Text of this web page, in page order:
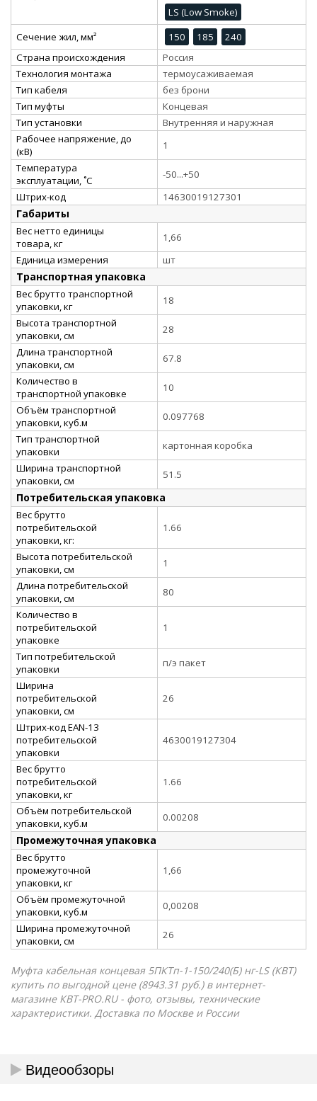
LS (Low Smoke)
Сечение жил, мм²
150 185
240
Страна происхождения
Россия
Технология монтажа
термоусаживаемая
Тип кабеля
без брони
Тип муфты
Концевая
Тип установки
Внутренняя и наружная
Рабочее напряжение, до
(кВ)
1
Температура
эксплуатации, ˚С
-50...+50
Штрих-код
14630019127301
Габариты
Вес нетто единицы
товара, кг
1,66
Единица измерения
шт
Транспортная упаковка
Вес брутто транспортной
упаковки, кг
18
Высота транспортной
упаковки, см
28
Длина транспортной
упаковки, см
67.8
Количество в
транспортной упаковке
10
Объём транспортной
упаковки, куб.м
0.097768
Тип транспортной
упаковки
картонная коробка
Ширина транспортной
упаковки, см
51.5
Потребительская упаковка
Вес брутто
потребительской
упаковки, кг:
1.66
Высота потребительской
упаковки, см
1
Длина потребительской
упаковки, см
80
Количество в
потребительской
упаковке
1
Тип потребительской
упаковки
п/э пакет
Ширина
потребительской
упаковки, см
26
Штрих-код EAN-13
потребительской
упаковки
4630019127304
Вес брутто
потребительской
упаковки, кг
1.66
Объём потребительской
упаковки, куб.м
0.00208
Промежуточная упаковка
Вес брутто
промежуточной
упаковки, кг
1,66
Объём промежуточной
упаковки, куб.м
0,00208
Ширина промежуточной
упаковки, см
26
Муфта кабельная концевая 5ПКТп-1-150/240(Б) нг-LS (КВТ)
купить по выгодной цене (8943.31 руб.) в интернет-
магазине КВТ-PRO.RU - фото, отзывы, технические
характеристики. Доставка по Москве и России
Видеообзоры